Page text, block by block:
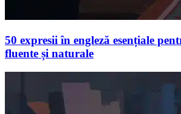
50 expresii în engleză esențiale
fluente și naturale